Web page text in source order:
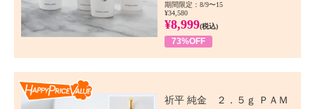
期間限定：8/9〜15
¥34,580
¥8,999(税込)
73%OFF
祈平 純金 ２．５ｇ ＰＡＭ